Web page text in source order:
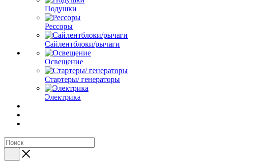
Подушки
Рессоры
Сайлентблоки/рычаги
Освещение
Стартеры/ генераторы
Электрика